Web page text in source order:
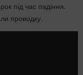
під час падіння.
проводку.